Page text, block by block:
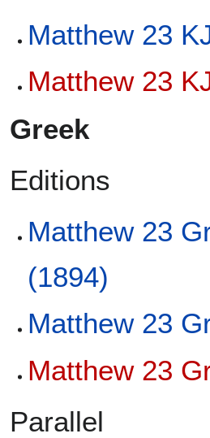
Matthew 23
Matthew 23
Greek
Editions
Matthew 23
(1894)
Matthew 23
Matthew 23
Parallel